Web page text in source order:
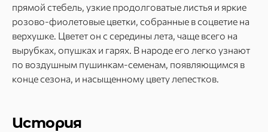
прямой стебель, узкие продолговатые листья и яркие
розово-фиолетовые цветки, собранные в соцветие на
верхушке. Цветет он с середины лета, чаще всего на
вырубках, опушках и гарях. В народе его легко узнают
по воздушным пушинкам-семенам, появляющимся в
конце сезона, и насыщенному цвету лепестков.
История